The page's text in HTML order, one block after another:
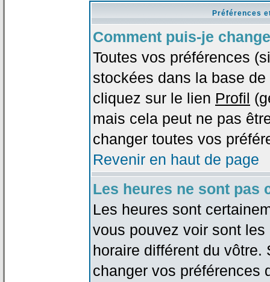
Préférences
Comment puis-je
Toutes vos préférences
stockées dans la base
cliquez sur le lien Profil
mais cela peut ne pas
changer toutes vos
Revenir en haut de page
Les heures ne sont pas
Les heures sont
vous pouvez voir sont
horaire différent du
changer vos préférences